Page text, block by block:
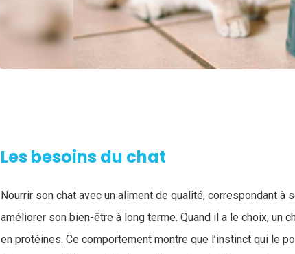
Les besoins du chat
Nourrir son chat avec un aliment de qualité, correspondant
améliorer son bien-être à long terme. Quand il a le choix, un
en protéines. Ce comportement montre que l’instinct qui le